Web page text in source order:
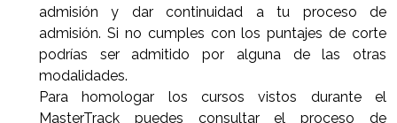
admisión y dar continuidad a tu proceso de
admisión. Si no cumples con los puntajes de corte
podrías ser admitido por alguna de las otras
modalidades.
Para homologar los cursos vistos durante el
MasterTrack puedes consultar el proceso de